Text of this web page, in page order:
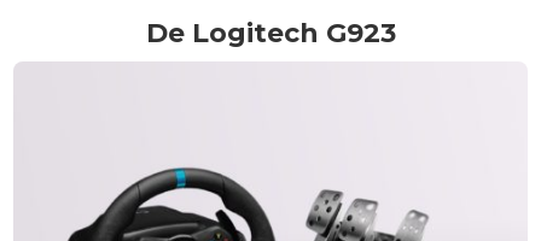
De Logitech G923